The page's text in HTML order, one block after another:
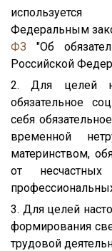
Федеральным
ФЗ "Об
Российской
2. Для целей
обязательное
себя
временной
материнством,
от
3. Для целей
формирования
трудовой